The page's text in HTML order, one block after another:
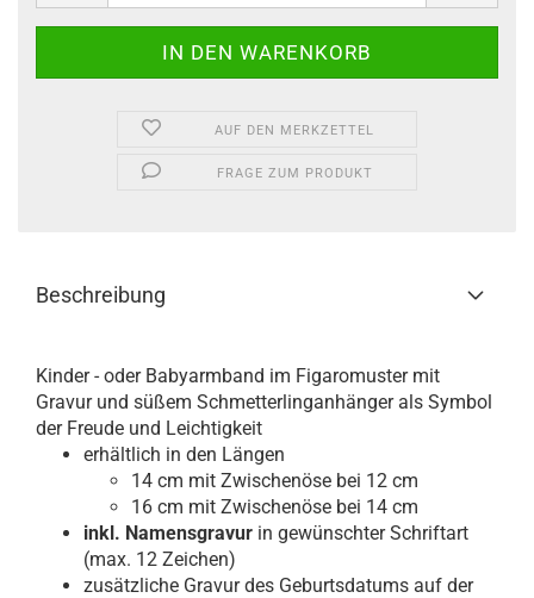
AUF DEN MERKZETTEL
FRAGE ZUM PRODUKT
Beschreibung
Kinder - oder Babyarmband im Figaromuster mit
Gravur und süßem Schmetterlinganhänger als Symbol
der Freude und Leichtigkeit
erhältlich in den Längen
14 cm mit Zwischenöse bei 12 cm
16 cm mit Zwischenöse bei 14 cm
inkl. Namensgravur in gewünschter Schriftart
(max. 12 Zeichen)
zusätzliche Gravur des Geburtsdatums auf der